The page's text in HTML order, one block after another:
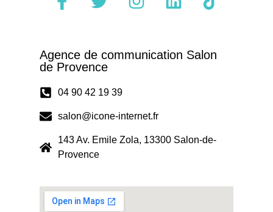
Agence de communication Salon
de Provence
04 90 42 19 39
salon@icone-internet.fr
143 Av. Emile Zola, 13300 Salon-de-
Provence